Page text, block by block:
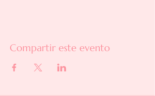
Compartir este evento